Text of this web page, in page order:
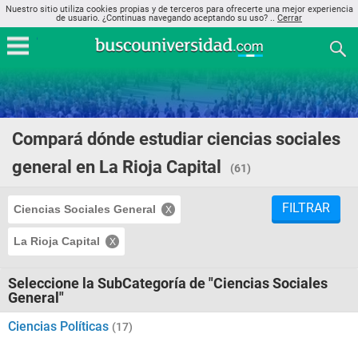
Nuestro sitio utiliza cookies propias y de terceros para ofrecerte una mejor experiencia
de usuario. ¿Continuas navegando aceptando su uso? .. Cerrar
Compará dónde estudiar ciencias sociales
general en La Rioja Capital
(61)
Ciencias Sociales General
La Rioja Capital
FILTRAR
Seleccione la SubCategoría de "Ciencias Sociales
General"
Ciencias Políticas (17)